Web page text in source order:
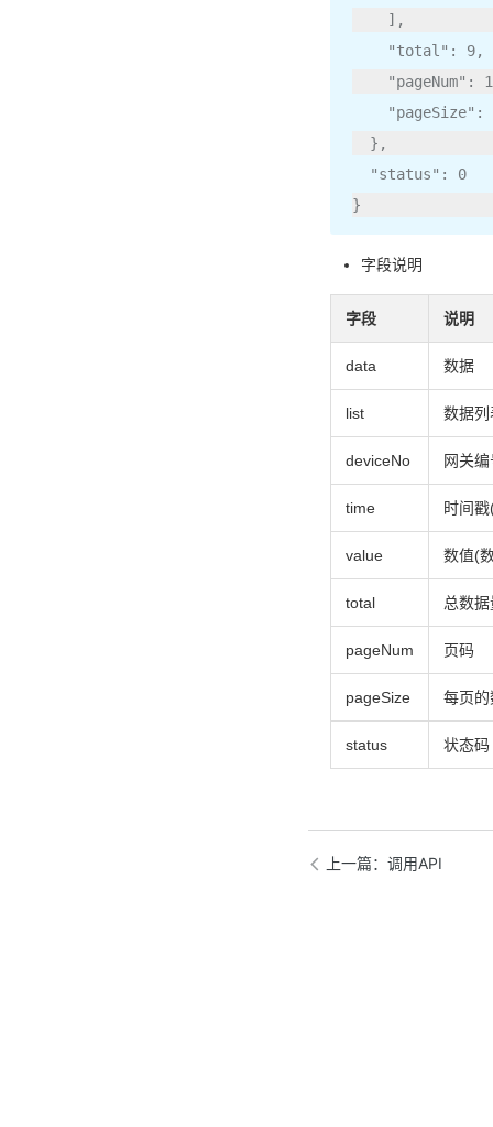
],
"total" : 9,
"pageNum" :
1
"pageSize" :
},
"status" :
0
}
字段说明
字段 说明
data 数据
list 数据
deviceNo 网关
time 时间
value 数值(
total 总数据
pageNum 页码
pageSize 每页
status 状态
上一篇：调用API